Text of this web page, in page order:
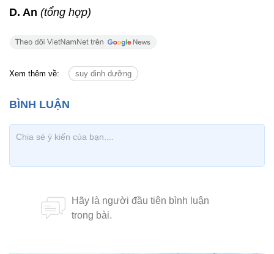
D. An (tổng hợp)
Xem thêm về: suy dinh dưỡng